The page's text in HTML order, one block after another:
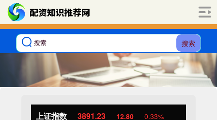
搜索
上证指数 3891.23 12.80 0.33%